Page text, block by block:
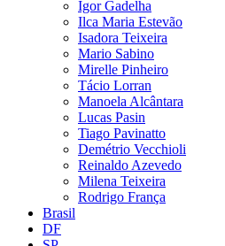
Igor Gadelha
Ilca Maria Estevão
Isadora Teixeira
Mario Sabino
Mirelle Pinheiro
Tácio Lorran
Manoela Alcântara
Lucas Pasin
Tiago Pavinatto
Demétrio Vecchioli
Reinaldo Azevedo
Milena Teixeira
Rodrigo França
Brasil
DF